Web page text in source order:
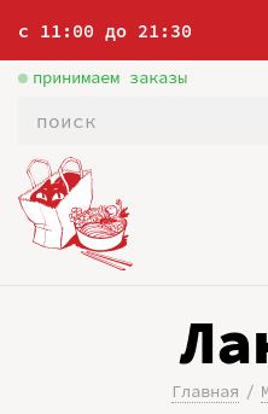
с 11:00 до 21:30
принимаем заказы
Главная